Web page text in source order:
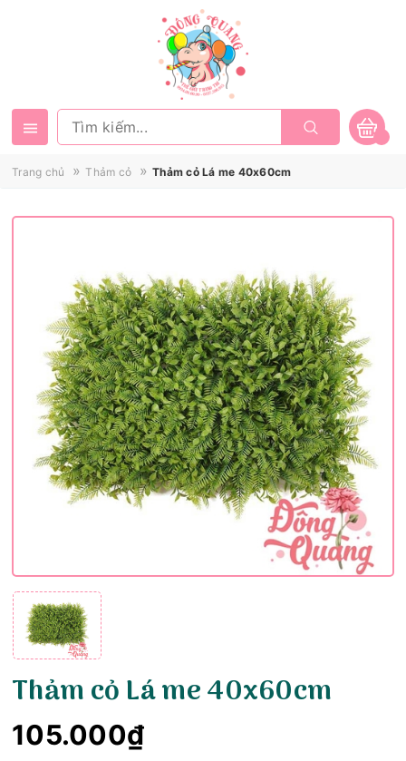
Trang chủ »Thảm cỏ » Thảm cỏ Lá me 40x60cm
Thảm cỏ Lá me 40x60cm
105.000₫